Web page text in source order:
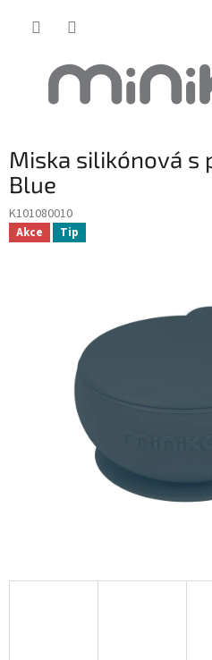
Miska silikónová s
Blue
K101080010
Akce Tip